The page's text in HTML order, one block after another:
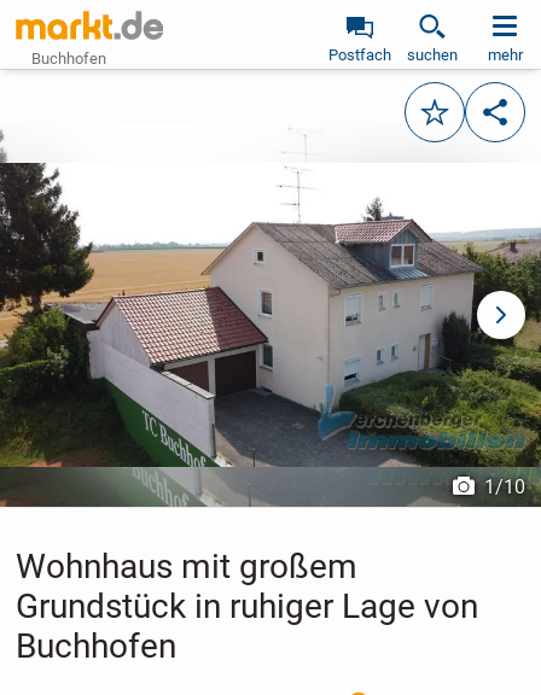
Buchhofen Postfach suchen mehr
Merken
vorheriges Bild
1/10
Wohnhaus mit großem
Grundstück in ruhiger Lage von
Buchhofen